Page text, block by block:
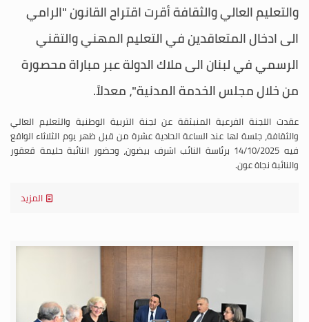
والتعليم العالي والثقافة أقرت اقتراح القانون "الرامي
الى ادخال المتعاقدين في التعليم المهني والتقني
الرسمي في لبنان الى ملاك الدولة عبر مباراة محصورة
من خلال مجلس الخدمة المدنية"، معدلاً.
عقدت اللجنة الفرعية المنبثقة عن لجنة التربية الوطنية والتعليم العالي
والثقافة، جلسة لها عند الساعة الحادية عشرة من قبل ظهر يوم الثلاثاء الواقع
فيه 14/10/2025 برئاسة النائب اشرف بيضون، وحضور النائبة حليمة قعقور
والنائبة نجاة عون.
المزيد